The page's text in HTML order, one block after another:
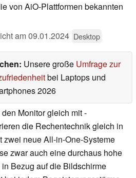
von AiO-Plattformen bekannten
am09.01.2024 Desktop
Unsere große Umfrage zur
bei Laptops und
2026
Monitor gleich mit -
die Rechentechnik gleich in
zwei neue All-in-One-Systeme
zwar auch eine durchaus hohe
Bezug auf die Bildschirme